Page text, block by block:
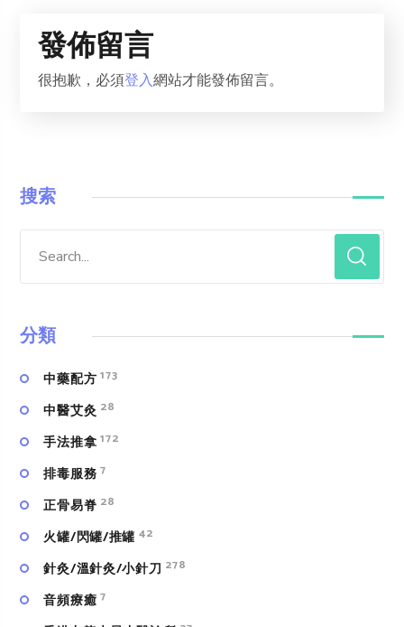
發佈留言
很抱歉，必須登入網站才能發佈留言。
搜索
分類
中藥配方 173
中醫艾灸 28
手法推拿 172
排毒服務 7
正骨易脊 28
火罐/閃罐/推罐 42
針灸/溫針灸/小針刀 278
⾳頻療癒 7